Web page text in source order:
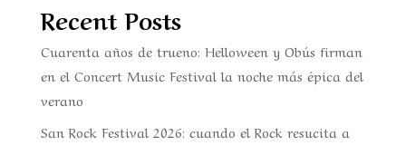
Recent Posts
Cuarenta años de trueno: Helloween y Obús firman
en el Concert Music Festival la noche más épica del
verano
San Rock Festival 2026: cuando el Rock resucita a